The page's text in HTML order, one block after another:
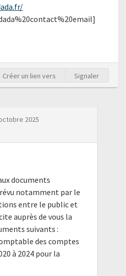
Créer un lien vers Signaler
2025
documents
notamment par le
entre le public et
auprès de vous la
suivants :
des comptes
à 2024 pour la